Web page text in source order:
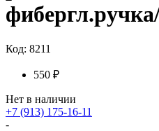
Код: 8211
550 ₽
Нет в наличии
+7 (913) 175-16-11
-